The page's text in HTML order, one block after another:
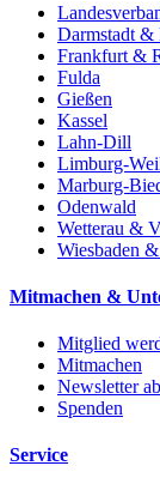
Darmstadt &
Frankfurt &
Fulda
Gießen
Kassel
Lahn-Dill
Limburg-
Marburg-
Odenwald
Wetterau &
Wiesbaden
Mitmachen &
Mitglied
Mitmachen
Newsletter
Spenden
Service